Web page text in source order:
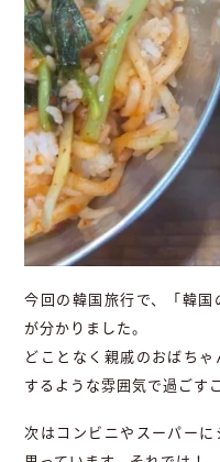
今回の韓国旅行で、「韓
が分かりました。
どことなく親戚のおばち
するような雰囲気で過ごす
次はコンビニやスーパー